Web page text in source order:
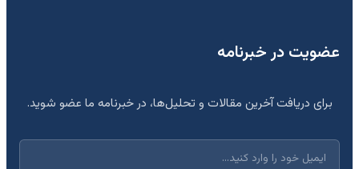
عضویت در خبرنامه
برای دریافت آخرین مقالات و تحلیل‌ها، در خبرنامه ما عضو شوید.